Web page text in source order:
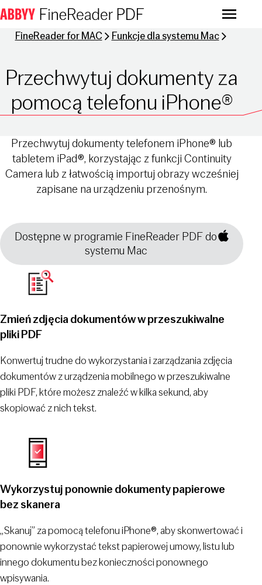
Menu
FineReader for MAC Funkcje dla systemu Mac
Przechwytuj dokumenty za
pomocą telefonu iPhone®
Przechwytuj dokumenty telefonem iPhone® lub
tabletem iPad®, korzystając z funkcji Continuity
Camera lub z łatwością importuj obrazy wcześniej
zapisane na urządzeniu przenośnym.
Dostępne w programie FineReader PDF do
systemu Mac
Zmień zdjęcia dokumentów w przeszukiwalne
pliki PDF
Konwertuj trudne do wykorzystania i zarządzania zdjęcia
dokumentów z urządzenia mobilnego w przeszukiwalne
pliki PDF, które możesz znaleźć w kilka sekund, aby
skopiować z nich tekst.
Wykorzystuj ponownie dokumenty papierowe
bez skanera
„Skanuj” za pomocą telefonu iPhone®, aby skonwertować i
ponownie wykorzystać tekst papierowej umowy, listu lub
innego dokumentu bez konieczności ponownego
wpisywania.